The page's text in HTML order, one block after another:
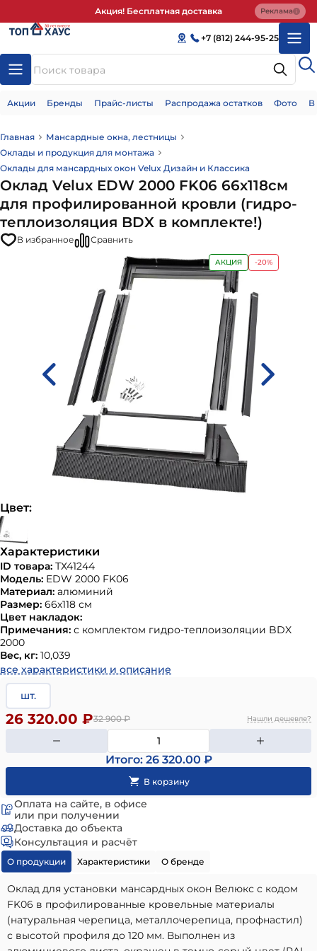
Акция! Бесплатная доставка Реклама
+7 (812) 244-95-25
Акции Бренды Прайс-листы Распродажа остатков Фото
Главная
Мансардные окна, лестницы
Оклады и продукция для монтажа
Оклады для мансардных окон Velux Дизайн и Классика
Оклад Velux EDW 2000 FK06 66х118см
для профилированной кровли (гидро-
теплоизоляция BDX в комплекте!)
В избранное Сравнить
АКЦИЯ -20%
Цвет:
Характеристики
ID товара: ТХ41244
Модель: EDW 2000 FK06
Материал: алюминий
Размер: 66х118 см
Цвет накладок:
Примечания: с комплектом гидро-теплоизоляции BDX
2000
Вес, кг: 10,039
все характеристики и описание
шт.
32 900₽
26 320.00 ₽ Нашли дешевле?
Итого: 26 320.00 ₽
Оплата на сайте, в офисе
или при получении
Доставка до объекта
Консультация и расчёт
О продукции Характеристики О бренде
Оклад для установки мансардных окон Велюкс с кодом
FK06 в профилированные кровельные материалы
(натуральная черепица, металлочерепица, профнастил)
с высотой профиля до 120 мм. Выполнен из